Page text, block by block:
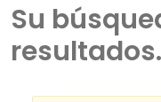
Su
resultados.